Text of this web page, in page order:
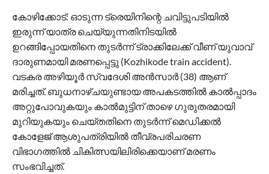
കോഴിക്കോട്: ഓടുന്ന ട്രെയിനിന്റെ ചവിട്ടുപടിയിൽ
ഇരുന്ന് യാത്ര ചെയ്യുന്നതിനിടയിൽ
ഉറങ്ങിപ്പോയതിനെ തുടർന്ന് ട്രാക്കിലേക്ക് വീണ് യുവാവ്
ദാരുണമായി മരണപ്പെട്ടു (Kozhikode train accident).
വടകര അഴിയൂർ സ്വദേശി അൻസാർ (38) ആണ്
മരിച്ചത്. ബുധനാഴ്ചയുണ്ടായ അപകടത്തിൽ കാൽപ്പാദം
അറ്റുപോവുകയും കാൽമുട്ടിന് താഴെ ഗുരുതരമായി
മുറിയുകയും ചെയ്തതിനെ തുടർന്ന് മെഡിക്കൽ
കോളേജ് ആശുപത്രിയിൽ തീവ്രപരിചരണ
വിഭാഗത്തിൽ ചികിത്സയിലിരിക്കെയാണ് മരണം
സംഭവിച്ചത്.